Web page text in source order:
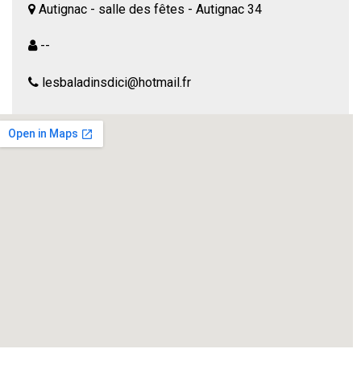
Autignac - salle des fêtes - Autignac 34
--
lesbaladinsdici@hotmail.fr